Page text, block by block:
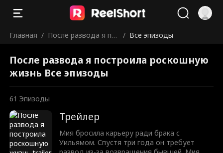
Главная / После развода я по
жизнь
/ Все эпизоды
После развода я построила роскошную
жизнь Все эпизоды
61 Эпизоды
Трейлер
Мия бросила карьеру ради брака с
Уильямом. Спустя три года он требует